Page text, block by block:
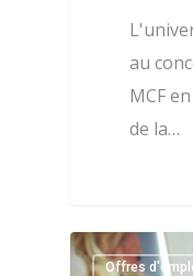
au
MCF
de la…
Offres